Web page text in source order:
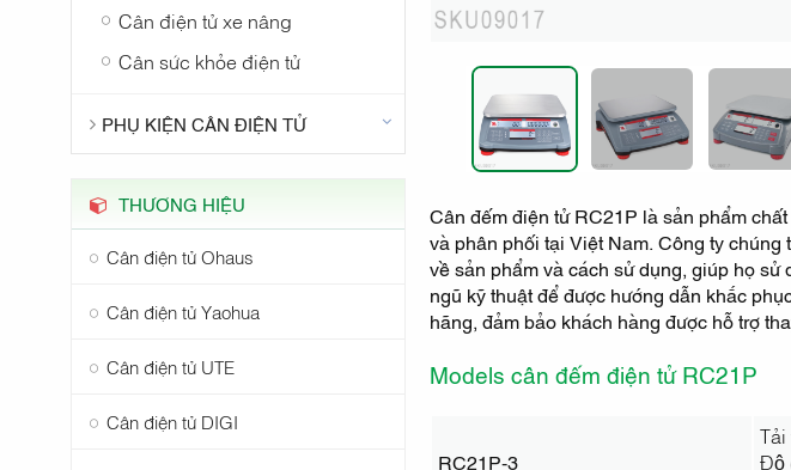
Cân điện tử xe nâng
Cân sức khỏe điện tử
PHỤ KIỆN CÂN ĐIỆN TỬ
THƯƠNG HIỆU
Cân điện tử Ohaus
Cân điện tử Yaohua
Cân điện tử UTE
Cân điện tử DIGI
Cân đếm điện tử RC21P là sản phẩm
và phân phối tại Việt Nam. Công ty
về sản phẩm và cách sử dụng, giúp họ
ngũ kỹ thuật để được hướng dẫn khắc
hãng, đảm bảo khách hàng được hỗ trợ
Models cân đếm điện tử RC21P
RC21P-3
Độ